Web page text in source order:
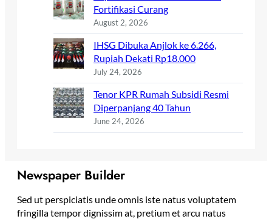
Fortifikasi Curang
August 2, 2026
IHSG Dibuka Anjlok ke 6.266,
Rupiah Dekati Rp18.000
July 24, 2026
Tenor KPR Rumah Subsidi Resmi
Diperpanjang 40 Tahun
June 24, 2026
Newspaper Builder
Sed ut perspiciatis unde omnis iste natus voluptatem
fringilla tempor dignissim at, pretium et arcu natus